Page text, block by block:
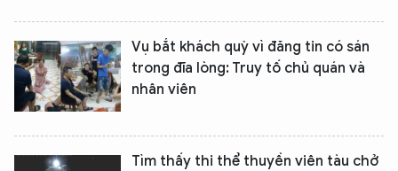
Vụ bắt khách quỳ vì đăng tin có sán
trong đĩa lòng: Truy tố chủ quán và
nhân viên
Tìm thấy thi thể thuyền viên tàu chở